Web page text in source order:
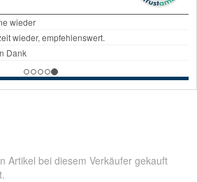
Artikel bei diesem Verkäufer gekauft